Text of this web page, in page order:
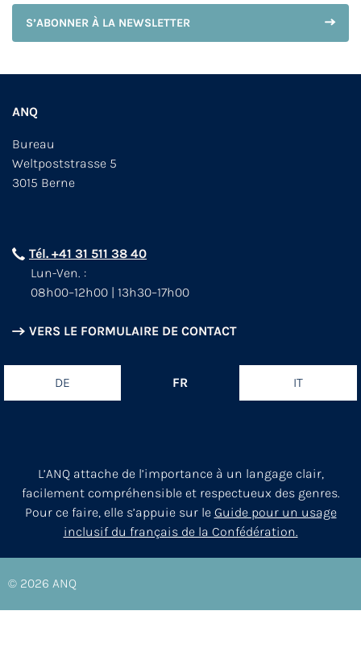
S’ABONNER À LA NEWSLETTER
ANQ
Bureau
Weltpoststrasse 5
3015 Berne
Tél. +41 31 511 38 40
Lun-Ven. :
08h00–12h00 | 13h30–17h00
VERS LE FORMULAIRE DE CONTACT
DE FR IT
L’ANQ attache de l’importance à un langage clair,
facilement compréhensible et respectueux des genres.
Pour ce faire, elle s’appuie sur le Guide pour un usage
inclusif du français de la Confédération.
© 2026 ANQ